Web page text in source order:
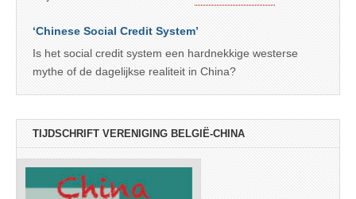
‘Chinese Social Credit System’
Is het social credit system een hardnekkige westerse
mythe of de dagelijkse realiteit in China?
TIJDSCHRIFT VERENIGING BELGIË-CHINA